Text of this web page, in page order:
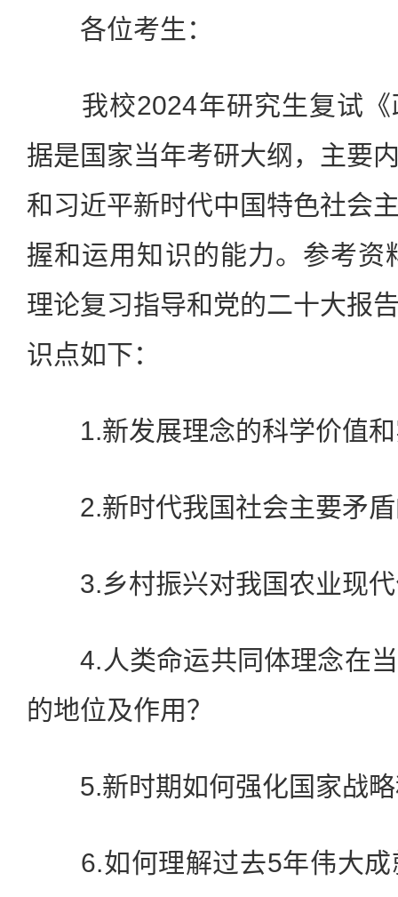
各位考生：
我校2024年研究生复试《
据是国家当年考研大纲，主要
和习近平新时代中国特色社会
握和运用知识的能力。参考资
理论复习指导和党的二十大报
识点如下：
1.新发展理念的科学价值和
2.新时代我国社会主要矛盾
3.乡村振兴对我国农业现代
4.人类命运共同体理念在当
的地位及作用？
5.新时期如何强化国家战略
6.如何理解过去5年伟大成